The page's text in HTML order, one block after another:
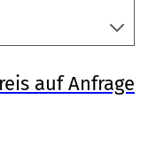
auf Anfrage